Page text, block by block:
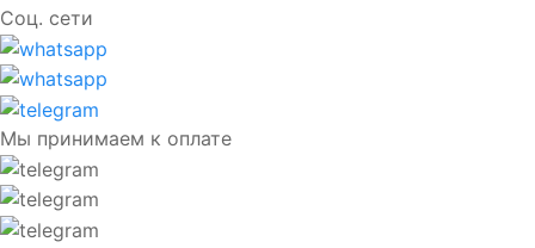
Соц. сети
Мы принимаем к оплате